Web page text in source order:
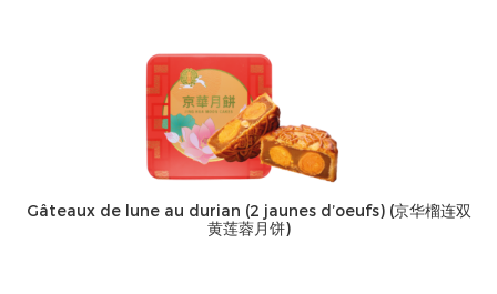
Gâteaux de lune au durian (2 jaunes d’oeufs) (京华榴连双
黄莲蓉月饼)